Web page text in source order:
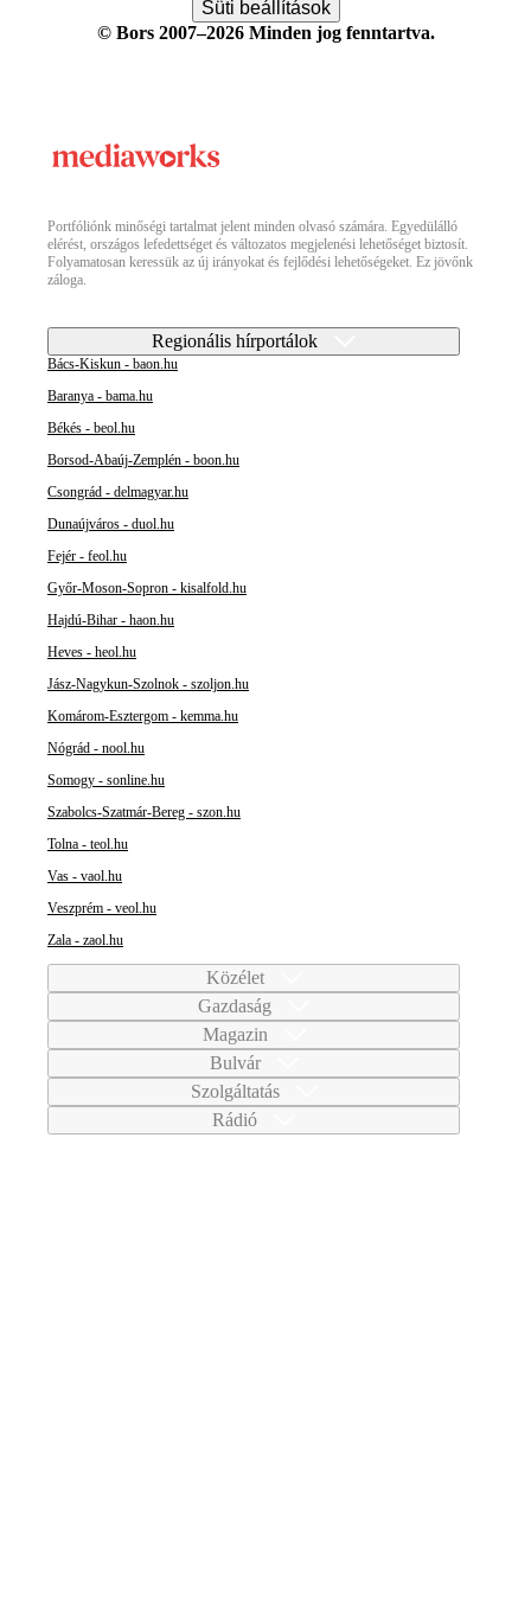
Süti beállítások
© Bors 2007–2026 Minden jog fenntartva.
Portfóliónk minőségi tartalmat jelent minden olvasó számára. Egyedülálló
elérést, országos lefedettséget és változatos megjelenési lehetőséget biztosít.
Folyamatosan keressük az új irányokat és fejlődési lehetőségeket. Ez jövőnk
záloga.
Regionális hírportálok
Bács-Kiskun - baon.hu
Baranya - bama.hu
Békés - beol.hu
Borsod-Abaúj-Zemplén - boon.hu
Csongrád - delmagyar.hu
Dunaújváros - duol.hu
Fejér - feol.hu
Győr-Moson-Sopron - kisalfold.hu
Hajdú-Bihar - haon.hu
Heves - heol.hu
Jász-Nagykun-Szolnok - szoljon.hu
Komárom-Esztergom - kemma.hu
Nógrád - nool.hu
Somogy - sonline.hu
Szabolcs-Szatmár-Bereg - szon.hu
Tolna - teol.hu
Vas - vaol.hu
Veszprém - veol.hu
Zala - zaol.hu
Közélet
Gazdaság
Magazin
Bulvár
Szolgáltatás
Rádió